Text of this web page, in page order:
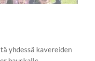
yhdessä kavereiden